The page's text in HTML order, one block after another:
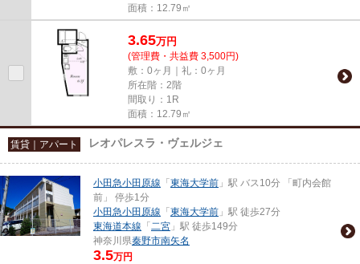
面積：12.79㎡
3.65万円
(管理費・共益費 3,500円)
敷：0ヶ月｜礼：0ヶ月
所在階：2階
間取り：1R
面積：12.79㎡
賃貸｜アパート レオパレスラ・ヴェルジェ
小田急小田原線 「 東海大学前 」駅 バス10分 「町内会館
前」 停歩1分
小田急小田原線 「 東海大学前 」駅 徒歩27分
東海道本線 「 二宮 」駅 徒歩149分
神奈川県秦野市南矢名
3.5万円